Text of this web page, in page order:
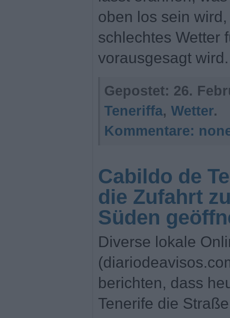
oben los sein
schlechtes Wetter
vorausgesagt
Gepostet: 26.
Teneriffa, Wetter.
Kommentare:
Cabildo de
die Zufahrt
Süden
Diverse lokale
berichten, dass
Tenerife die